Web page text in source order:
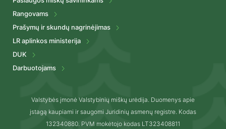
Rangovams
Prašymų ir skundų nagrinėjimas
LR aplinkos ministerija
DUK
Darbuotojams
Valstybės įmonė Valstybinių miškų urėdija. Duomenys apie
įstagą kaupiami ir saugomi Juridinių asmenų registre. Kodas
132340880. PVM mokėtojo kodas LT323408811